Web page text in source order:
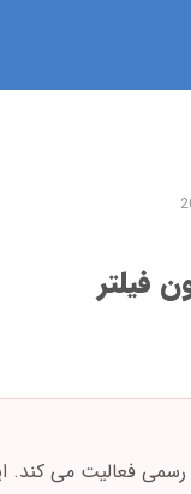
فیلتر
فعالیت می کند.